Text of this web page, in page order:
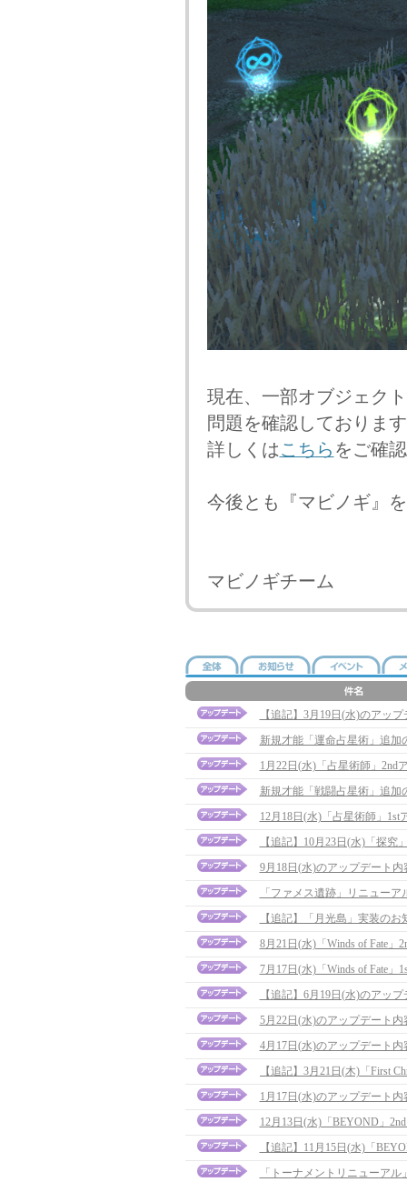
現在、一部オブジェク
問題を確認しておりま
詳しくはこちら をご確
今後とも『マビノギ』
マビノギチーム
【追記】3月19日(水)のアッ
新規才能「運命占星術」追加
1月22日(水)「占星術師」2nd
新規才能「戦闘占星術」追加
12月18日(水)「占星術師」1st
【追記】10月23日(水)「探究
9月18日(水)のアップデート内
「ファメス遺跡」リニューア
【追記】「月光島」実装のお
8月21日(水)「Winds of Fate
7月17日(水)「Winds of Fate」
【追記】6月19日(水)のアッ
5月22日(水)のアップデート内
4月17日(水)のアップデート内
1月17日(水)のアップデート内
12月13日(水)「BEYOND」
【追記】11月15日(水)「
「トーナメントリニューアル